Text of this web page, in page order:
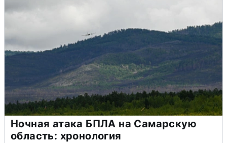
Ночная атака БПЛА на Самарскую
область: хронология